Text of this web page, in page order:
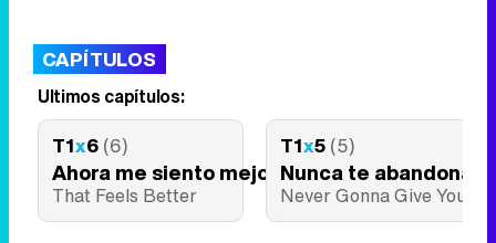
CAPÍTULOS
Últimos capítulos:
T1x6 (6)
Ahora me siento mejor
That Feels Better
T1x5 (5)
Nunca te abandonaré
Never Gonna Give You Up